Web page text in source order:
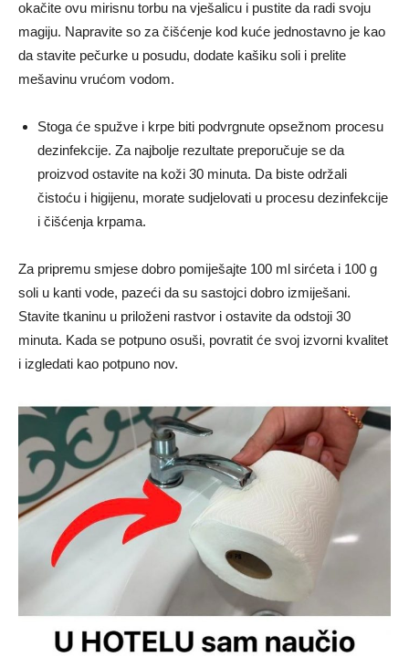
okačite ovu mirisnu torbu na vješalicu i pustite da radi svoju
magiju. Napravite so za čišćenje kod kuće jednostavno je kao
da stavite pečurke u posudu, dodate kašiku soli i prelite
mešavinu vrućom vodom.
Stoga će spužve i krpe biti podvrgnute opsežnom procesu
dezinfekcije. Za najbolje rezultate preporučuje se da
proizvod ostavite na koži 30 minuta. Da biste održali
čistoću i higijenu, morate sudjelovati u procesu dezinfekcije
i čišćenja krpama.
Za pripremu smjese dobro pomiješajte 100 ml sirćeta i 100 g
soli u kanti vode, pazeći da su sastojci dobro izmiješani.
Stavite tkaninu u priloženi rastvor i ostavite da odstoji 30
minuta. Kada se potpuno osuši, povratit će svoj izvorni kvalitet
i izgledati kao potpuno nov.